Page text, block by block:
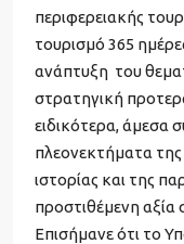
περιφερειακής
τουρισμό 365
ανάπτυξη του
στρατηγική
ειδικότερα, άμεσα
πλεονεκτήματα της
ιστορίας και της
προστιθέμενη αξία
Επισήμανε ότι το